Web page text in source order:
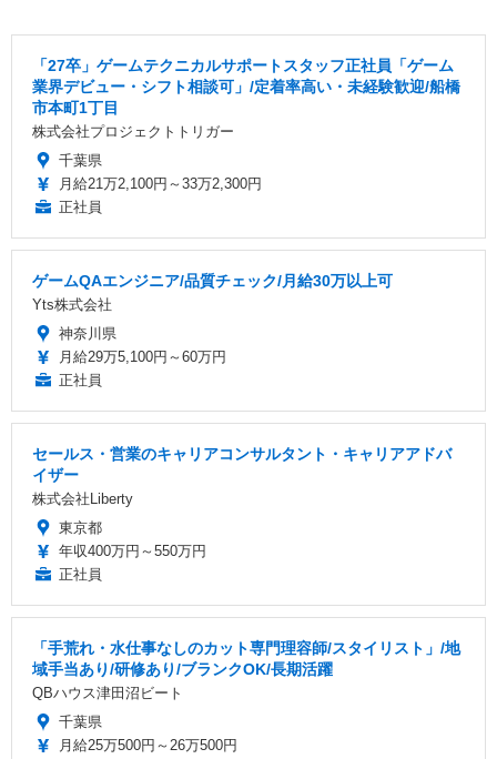
「27卒」ゲームテクニカルサポートスタッフ正社員「ゲーム
業界デビュー・シフト相談可」/定着率高い・未経験歓迎/船橋
市本町1丁目
株式会社プロジェクトトリガー
千葉県
月給21万2,100円～33万2,300円
正社員
ゲームQAエンジニア/品質チェック/月給30万以上可
Yts株式会社
神奈川県
月給29万5,100円～60万円
正社員
セールス・営業のキャリアコンサルタント・キャリアアドバ
イザー
株式会社Liberty
東京都
年収400万円～550万円
正社員
「手荒れ・水仕事なしのカット専門理容師/スタイリスト」/地
域手当あり/研修あり/ブランクOK/長期活躍
QBハウス津田沼ビート
千葉県
月給25万500円～26万500円